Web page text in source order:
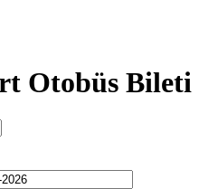
Otobüs Bileti